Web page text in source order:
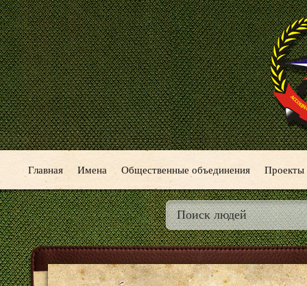
Главная Имена Общественные объединения Проекты